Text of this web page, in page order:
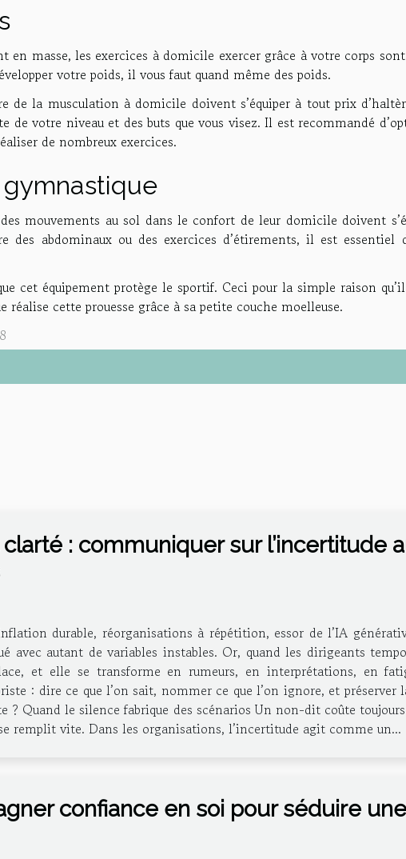
en masse, les exercices à domicile exercer grâce à votre corps
votre poids, il vous faut quand même des poids.
de la musculation à domicile doivent s’équiper à tout prix
de votre niveau et des buts que vous visez. Il est recommandé
de nombreux exercices.
mouvements au sol dans le confort de leur domicile doivent
des abdominaux ou des exercices d’étirements, il est essentiel
cet équipement protège le sportif. Ceci pour la simple raison
réalise cette prouesse grâce à sa petite couche moelleuse.
: communiquer sur l’incertitude
durable, réorganisations à répétition, essor de l’IA
avec autant de variables instables. Or, quand les dirigeants
et elle se transforme en rumeurs, en interprétations, en
: dire ce que l’on sait, nommer ce que l’on ignore, et préserver
Quand le silence fabrique des scénarios Un non-dit coûte toujours
remplit vite. Dans les organisations, l’incertitude agit comme un...
confiance en soi pour séduire